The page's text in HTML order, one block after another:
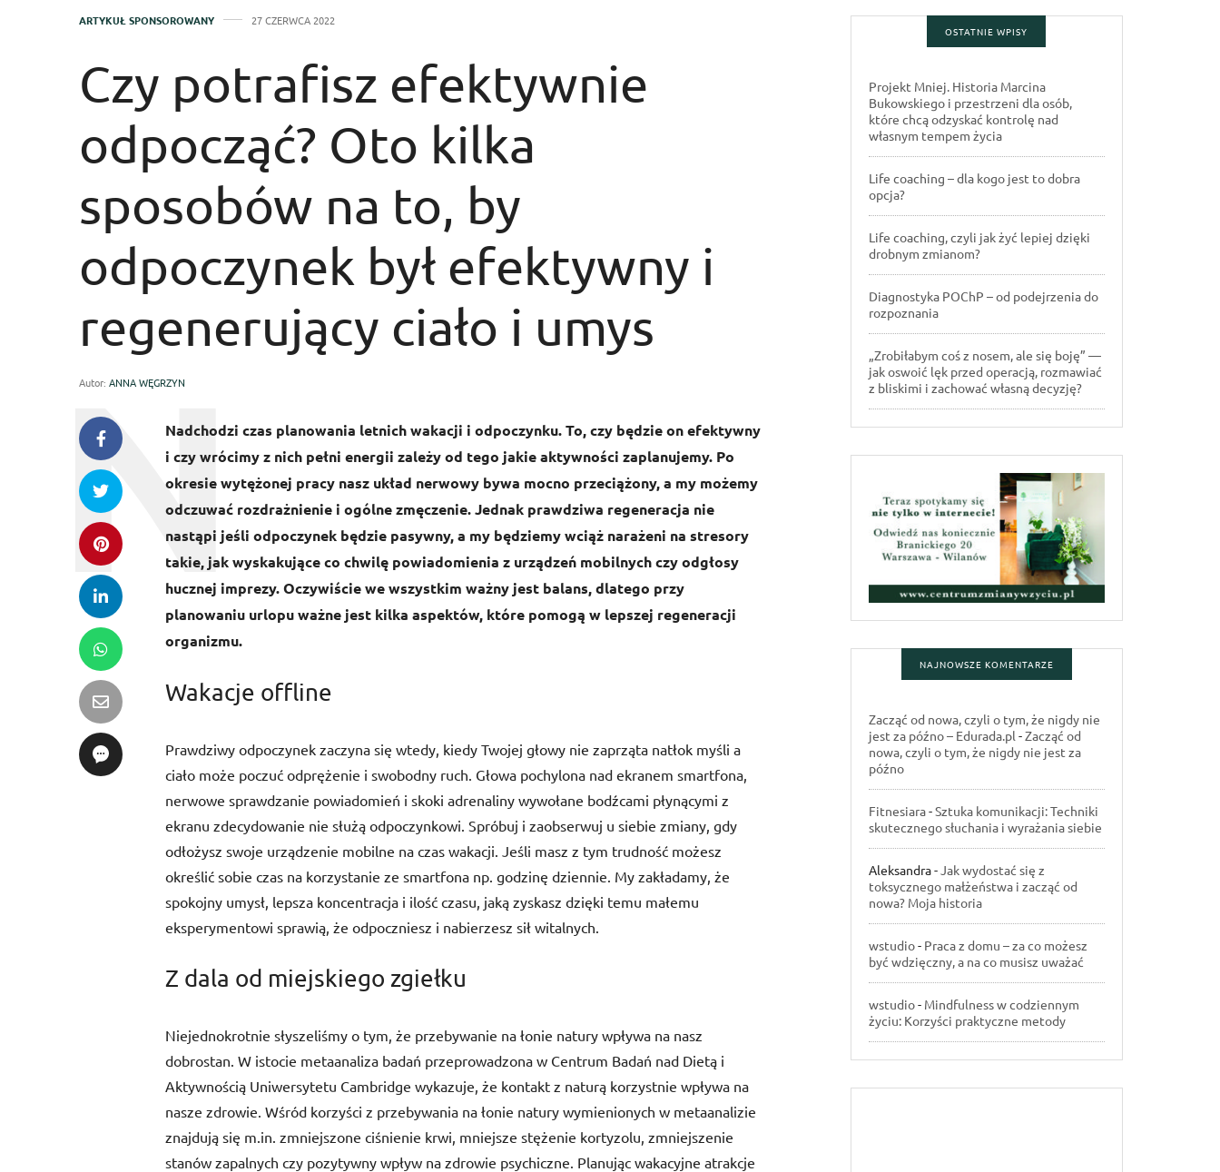
ARTYKUŁ SPONSOROWANY 27 CZERWCA 2022
Czy potrafisz efektywnie
odpocząć? Oto kilka
sposobów na to, by
odpoczynek był efektywny i
regenerujący ciało i umys
Autor: ANNA WĘGRZYN
Nadchodzi czas planowania letnich wakacji i odpoczynku. To, czy będzie on efektywny
i czy wrócimy z nich pełni energii zależy od tego jakie aktywności zaplanujemy. Po
okresie wytężonej pracy nasz układ nerwowy bywa mocno przeciążony, a my możemy
odczuwać rozdrażnienie i ogólne zmęczenie. Jednak prawdziwa regeneracja nie
nastąpi jeśli odpoczynek będzie pasywny, a my będziemy wciąż narażeni na stresory
takie, jak wyskakujące co chwilę powiadomienia z urządzeń mobilnych czy odgłosy
hucznej imprezy. Oczywiście we wszystkim ważny jest balans, dlatego przy
planowaniu urlopu ważne jest kilka aspektów, które pomogą w lepszej regeneracji
organizmu.
Wakacje offline
Prawdziwy odpoczynek zaczyna się wtedy, kiedy Twojej głowy nie zaprząta natłok myśli a
ciało może poczuć odprężenie i swobodny ruch. Głowa pochylona nad ekranem smartfona,
nerwowe sprawdzanie powiadomień i skoki adrenaliny wywołane bodźcami płynącymi z
ekranu zdecydowanie nie służą odpoczynkowi. Spróbuj i zaobserwuj u siebie zmiany, gdy
odłożysz swoje urządzenie mobilne na czas wakacji. Jeśli masz z tym trudność możesz
określić sobie czas na korzystanie ze smartfona np. godzinę dziennie. My zakładamy, że
spokojny umysł, lepsza koncentracja i ilość czasu, jaką zyskasz dzięki temu małemu
eksperymentowi sprawią, że odpoczniesz i nabierzesz sił witalnych.
Z dala od miejskiego zgiełku
Niejednokrotnie słyszeliśmy o tym, że przebywanie na łonie natury wpływa na nasz
dobrostan. W istocie metaanaliza badań przeprowadzona w Centrum Badań nad Dietą i
Aktywnością Uniwersytetu Cambridge wykazuje, że kontakt z naturą korzystnie wpływa na
nasze zdrowie. Wśród korzyści z przebywania na łonie natury wymienionych w metaanalizie
znajdują się m.in. zmniejszone ciśnienie krwi, mniejsze stężenie kortyzolu, zmniejszenie
stanów zapalnych czy pozytywny wpływ na zdrowie psychiczne. Planując wakacyjne atrakcje
OSTATNIE WPISY
Projekt Mniej. Historia Marcina
Bukowskiego i przestrzeni dla osób,
które chcą odzyskać kontrolę nad
własnym tempem życia
Life coaching – dla kogo jest to dobra
opcja?
Life coaching, czyli jak żyć lepiej dzięki
drobnym zmianom?
Diagnostyka POChP – od podejrzenia do
rozpoznania
„Zrobiłabym coś z nosem, ale się boję” —
jak oswoić lęk przed operacją, rozmawiać
z bliskimi i zachować własną decyzję?
NAJNOWSZE KOMENTARZE
Zacząć od nowa, czyli o tym, że nigdy nie
jest za późno – Edurada.pl -Zacząć od
nowa, czyli o tym, że nigdy nie jest za
późno
Fitnesiara-Sztuka komunikacji: Techniki
skutecznego słuchania i wyrażania siebie
Aleksandra-Jak wydostać się z
toksycznego małżeństwa i zacząć od
nowa? Moja historia
wstudio- Praca z domu – za co możesz
być wdzięczny, a na co musisz uważać
wstudio- Mindfulness w codziennym
życiu: Korzyści praktyczne metody